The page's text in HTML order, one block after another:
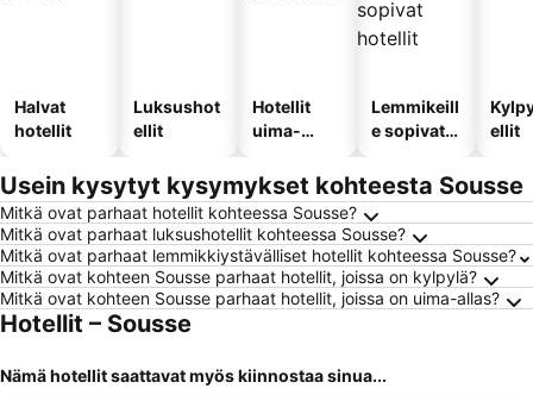
Halvat
hotellit
Luksushot
ellit
Hotellit
uima-
Lemmikeill
e sopivat
ellit
Usein kysytyt kysymykset kohteesta Sousse
Mitkä ovat parhaat hotellit kohteessa Sousse?
Mitkä ovat parhaat luksushotellit kohteessa Sousse?
Mitkä ovat parhaat lemmikkiystävälliset hotellit kohteessa Sousse?
Mitkä ovat kohteen Sousse parhaat hotellit, joissa on kylpylä?
Mitkä ovat kohteen Sousse parhaat hotellit, joissa on uima-allas?
Hotellit – Sousse
Nämä hotellit saattavat myös kiinnostaa sinua...